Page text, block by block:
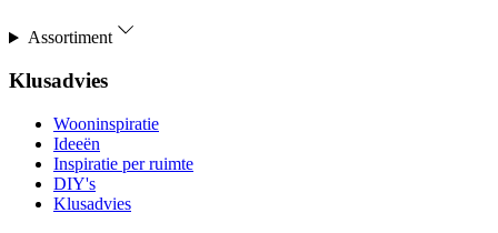
Assortiment
Klusadvies
Wooninspiratie
Ideeën
Inspiratie per ruimte
DIY's
Klusadvies